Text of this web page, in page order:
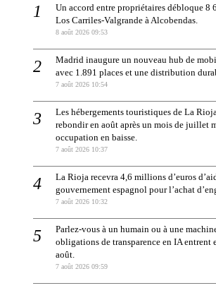
Un accord entre propriétaires débloque 8
Los Carriles-Valgrande à Alcobendas.
8 août 2026 09:53
Madrid inaugure un nouveau hub de
avec 1.891 places et une distribution
7 août 2026 10:54
Les hébergements touristiques de La
rebondir en août après un mois de juillet
occupation en baisse.
7 août 2026 10:37
La Rioja recevra 4,6 millions d’euros
gouvernement espagnol pour l’achat
7 août 2026 10:32
Parlez-vous à un humain ou à une
obligations de transparence en IA entrent
août.
7 août 2026 09:59